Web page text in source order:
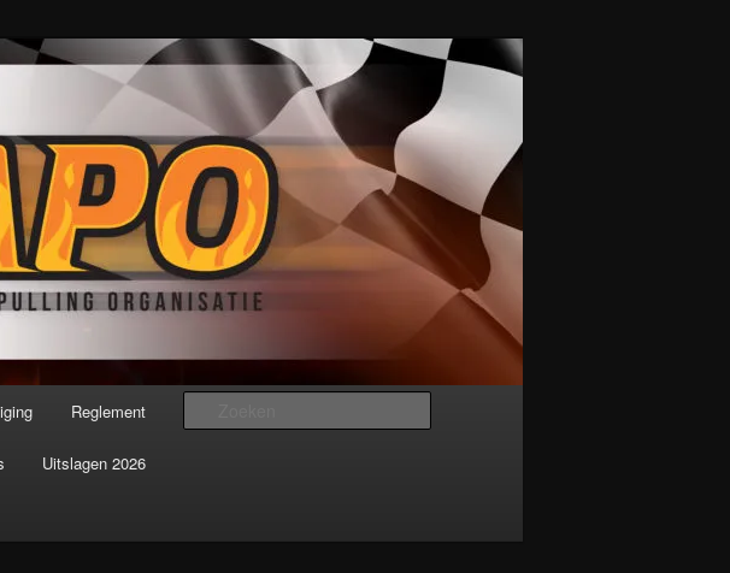
Reglement
Uitslagen 2026